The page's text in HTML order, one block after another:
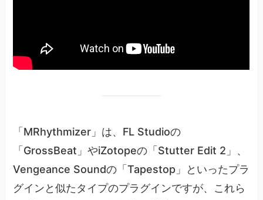
「MRhythmizer」は、FL Studioの
「GrossBeat」やiZotopeの「Stutter Edit 2」、
Vengeance Soundの「Tapestop」といったプラ
グインと似たタイプのプラグインですが、これら